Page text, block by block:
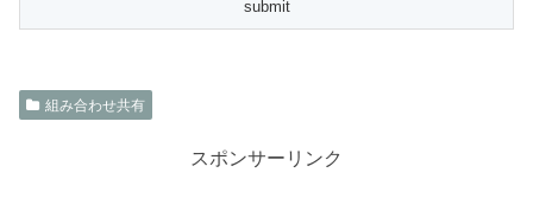
組み合わせ共有
スポンサーリンク